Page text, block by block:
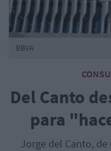
Del Canto
para
Jorge del Canto, de
BBVA